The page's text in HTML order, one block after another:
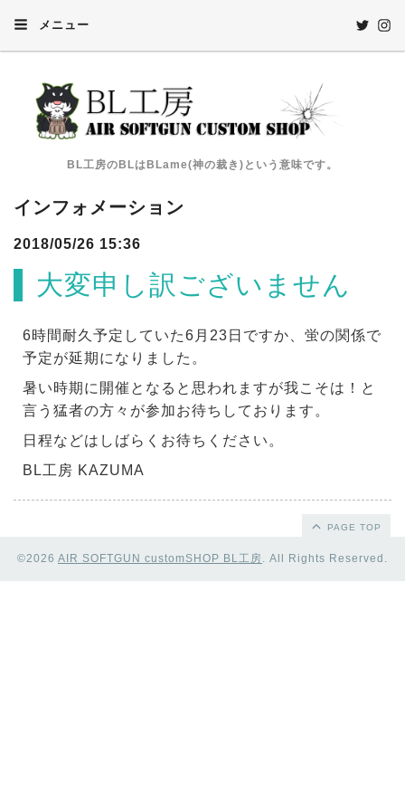
メニュー
BL工房のBLはBLame(神の裁き)という意味です。
インフォメーション
2018/05/26 15:36
大変申し訳ございません
6時間耐久予定していた6月23日ですか、蛍の関係で
予定が延期になりました。
暑い時期に開催となると思われますが我こそは！と
言う猛者の方々が参加お待ちしております。
日程などはしばらくお待ちください。
BL工房 KAZUMA
PAGE TOP
©2026 AIR SOFTGUN customSHOP BL工房. All Rights Reserved.